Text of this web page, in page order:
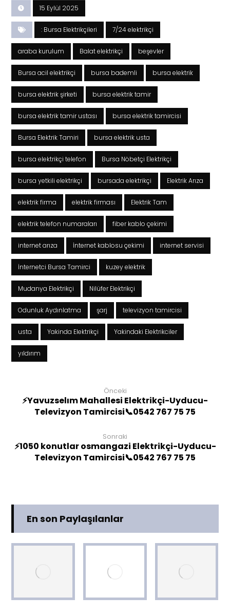
15 Eylül 2025
: Bursa Elektrikçileri 7/24 elektrikçi
araba kurulum Balat elektrikçi beşevler
Bursa acil elektrikçi bursa bademli bursa elektrik
bursa elektrik şirketi bursa elektrik tamir
bursa elektrik tamir ustası bursa elektrik tamircisi
Bursa Elektrik Tamiri bursa elektrik usta
bursa elektrikçi telefon Bursa Nöbetçi Elektrikçi
bursa yetkili elektrikçi bursada elektrikçi Elektrik Arıza
elektrik firma elektrik firması Elektrik Tam
elektrik telefon numaraları fiber kablo çekimi
internet arıza İnternet kablosu çekimi internet servisi
İnternetci Bursa Tamirci kuzey elektrik
Mudanya Elektrikçi Nilüfer Elektrikçi
Odunluk Aydınlatma şarj televizyon tamircisi
usta Yakinda Elektrikçi Yakindaki Elektrikciler
yıldırım
Önceki
⚡Yavuzselım Mahallesi Elektrikçi-Uyducu-
Televizyon Tamircisi📞0542 767 75 75
Sonraki
⚡1050 konutlar osmangazi Elektrikçi-Uyducu-
Televizyon Tamircisi📞0542 767 75 75
En son Paylaşılanlar